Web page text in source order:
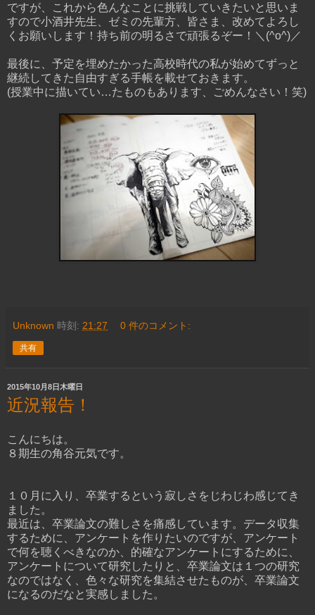
ですが、これから色んなことに挑戦していきたいと思いま
すので小酒井先生、ゼミの先輩方、皆さま、改めてよろし
くお願いします！持ち前の明るさで頑張るぞー！＼(^o^)／
最後に、予定を埋めたかった高校時代の私が始めてずっと
継続してきた自由すぎる手帳を載せておきます。
(授業中に描いてい…たものもあります、ごめんなさい！笑)
Unknown 時刻: 21:27 0 件のコメント:
共有
2015年10月8日木曜日
近況報告！
こんにちは。
８期生の角谷元気です。
１０月に入り、卒業するという寂しさをじわじわ感じてき
ました。
最近は、卒業論文の難しさを痛感しています。データ収集
するために、アンケートを作りたいのですが、アンケート
で何を聴くべきなのか、的確なアンケートにするために、
アンケートについて研究したりと、卒業論文は１つの研究
なのではなく、色々な研究を集結させたものが、卒業論文
になるのだなと実感しました。